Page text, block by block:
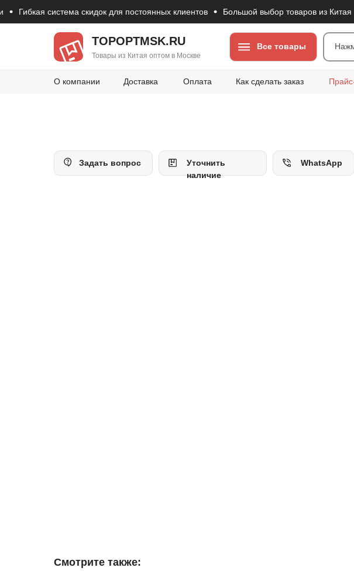
Гибкая система скидок для постоянных клиентов Большой выбор товаров из Китая
TOPOPTMSK.RU
Товары из Китая оптом в Москве
Все товары
О компании Доставка Оплата Как сделать заказ
Уточнить
наличие
Задать вопрос WhatsApp
Смотрите также: